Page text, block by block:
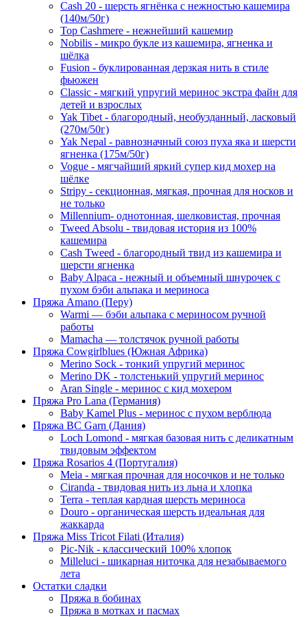
Cash 20 - шерсть ягнёнка с нежностью кашемира
(140м/50г)
Top Cashmere - нежнейший кашемир
Nobilis - микро букле из кашемира, ягненка и
шёлка
Fusion - буклированная дерзкая нить в стиле
фьюжен
Classic - мягкий упругий меринос экстра файн для
детей и взрослых
Yak Tibet - благородный, необузданный, ласковый
(270м/50г)
Yak Nepal - равнозначный союз пуха яка и шерсти
ягненка (175м/50г)
Vogue - мягчайший яркий супер кид мохер на
шёлке
Stripy - секционная, мягкая, прочная для носков и
не только
Millennium- однотонная, шелковистая, прочная
Tweed Absolu - твидовая история из 100%
кашемира
Cash Tweed - благородный твид из кашемира и
шерсти ягненка
Baby Alpaca - нежный и объемный шнурочек с
пухом бэби альпака и мериноса
Пряжа Amano (Перу)
Warmi — бэби альпака с мериносом ручной
работы
Mamacha — толстячок ручной работы
Пряжа Cowgirlblues (Южная Африка)
Merino Sock - тонкий упругий меринос
Merino DK - толстенький упругий меринос
Aran Single - меринос с кид мохером
Пряжа Pro Lana (Германия)
Baby Kamel Plus - меринос с пухом верблюда
Пряжа BC Garn (Дания)
Loch Lomond - мягкая базовая нить с деликатным
твидовым эффектом
Пряжа Rosarios 4 (Португалия)
Meia - мягкая прочная для носочков и не только
Ciranda - твидовая нить из льна и хлопка
Terra - теплая кардная шерсть мериноса
Douro - органическая шерсть идеальная для
жаккарда
Пряжа Miss Tricot Filati (Италия)
Pic-Nik - классический 100% хлопок
Milleluci - шикарная ниточка для незабываемого
лета
Остатки сладки
Пряжа в бобинах
Пряжа в мотках и пасмах